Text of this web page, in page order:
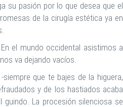
su pasión por lo que desea que el
de la cirugía estética ya en
el mundo occidental asistimos a
va dejando vacíos.
que te bajes de la higuera,
y de los hastiados acaba
La procesión silenciosa se